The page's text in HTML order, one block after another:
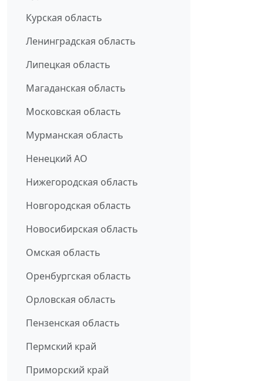
Курская область
Ленинградская область
Липецкая область
Магаданская область
Московская область
Мурманская область
Ненецкий АО
Нижегородская область
Новгородская область
Новосибирская область
Омская область
Оренбургская область
Орловская область
Пензенская область
Пермский край
Приморский край